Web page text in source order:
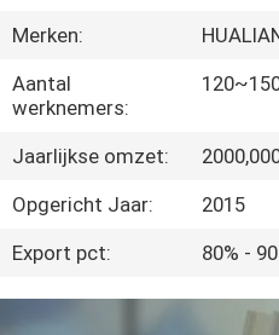
ONS
FABRIEKSREIS
CONTACTEER
ONS
Merken:
Aantal
werknemers:
Jaarlijkse omzet:
Opgericht Jaar:
2015
Export pct:
80% -